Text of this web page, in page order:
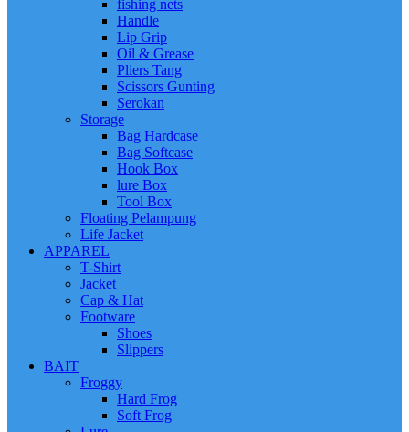
fishing nets
Handle
Lip Grip
Oil & Grease
Pliers Tang
Scissors Gunting
Serokan
Storage
Bag Hardcase
Bag Softcase
Hook Box
lure Box
Tool Box
Floating Pelampung
Life Jacket
APPAREL
T-Shirt
Jacket
Cap & Hat
Footware
Shoes
Slippers
BAIT
Froggy
Hard Frog
Soft Frog